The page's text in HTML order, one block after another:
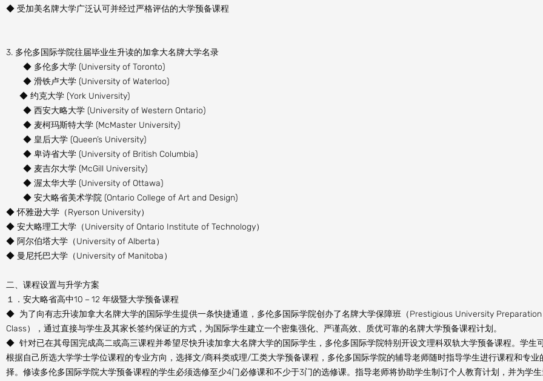
◆ 受加美名牌大学广泛认可并经过严格评估的大学预备课程
3. 多伦多国际学院往届毕业生升读的加拿大名牌大学名录
◆ 多伦多大学 (University of Toronto)
◆ 滑铁卢大学 (University of Waterloo)
◆ 约克大学 (York University)
◆ 西安大略大学 (University of Western Ontario)
◆ 麦柯玛斯特大学 (McMaster University)
◆ 皇后大学 (Queen’s University)
◆ 卑诗省大学 (University of British Columbia)
◆ 麦吉尔大学 (McGill University)
◆ 渥太华大学 (University of Ottawa)
◆ 安大略省美术学院 (Ontario College of Art and Design)
◆ 怀雅逊大学（Ryerson University）
◆ 安大略理工大学（University of Ontario Institute of Technology）
◆ 阿尔伯塔大学（University of Alberta）
◆ 曼尼托巴大学（University of Manitoba）
二、课程设置与升学方案
１．安大略省高中10－12 年级暨大学预备课程
◆ 为了向有志升读加拿大名牌大学的国际学生提供一条快捷通道，多伦多国际学院创办了名牌大学保障班（Prestigious University Preparation
Class），通过直接与学生及其家长签约保证的方式，为国际学生建立一个密集强化、严谨高效、质优可靠的名牌大学预备课程计划。
◆ 针对已在其母国完成高二或高三课程并希望尽快升读加拿大名牌大学的国际学生，多伦多国际学院特别开设文理科双轨大学预备课程。学生
根据自己所选大学学士学位课程的专业方向，选择文/商科类或理/工类大学预备课程，多伦多国际学院的辅导老师随时指导学生进行课程和专业
择。修读多伦多国际学院大学预备课程的学生必须选修至少4门必修课和不少于3门的选修课。指导老师将协助学生制订个人教育计划，并为学